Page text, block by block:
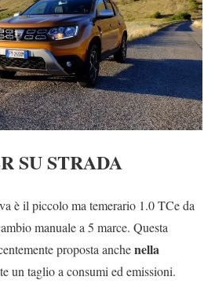
SU STRADA
è il piccolo ma temerario 1.0 TCe da
manuale a 5 marce. Questa
proposta anchenella
un taglio a consumi ed emissioni.